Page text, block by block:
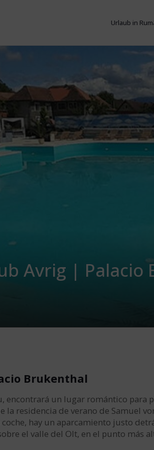
Urlaub in
Avrig | Palacio
Brukenthal
encontrará un lugar romántico
residencia de verano de Samuel
hay un aparcamiento justo
el valle del Olt, en el punto